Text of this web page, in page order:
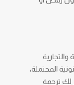
والتجارية
المحتملة،
لك ترجمة